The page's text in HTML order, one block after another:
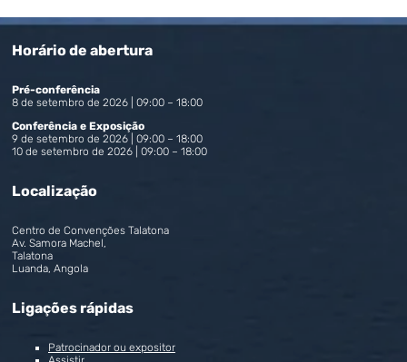
Horário de abertura
Pré-conferência
8 de setembro de 2026 | 09:00 – 18:00
Conferência e Exposição
9 de setembro de 2026 | 09:00 – 18:00
10 de setembro de 2026 | 09:00 – 18:00
Localização
Centro de Convenções Talatona
Av. Samora Machel,
Talatona
Luanda, Angola
Ligações rápidas
Patrocinador ou expositor